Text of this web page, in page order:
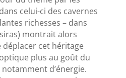
celui-ci des cavernes
richesses – dans
montrait alors
cet héritage
plus au goût du
d’énergie.